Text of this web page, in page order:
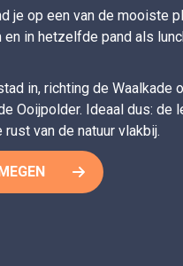
je op een van de mooiste
en in hetzelfde pand als
in, richting de Waalkade
Ooijpolder. Ideaal dus: de
van de natuur vlakbij.